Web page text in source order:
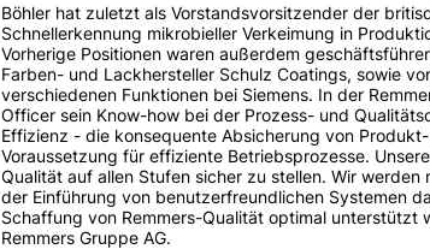
Böhler hat zuletzt als Vorstandsvorsitzender der
Schnellerkennung mikrobieller Verkeimung in
Vorherige Positionen waren außerdem
Farben- und Lackhersteller Schulz Coatings, sowie
verschiedenen Funktionen bei Siemens. In der
Officer sein Know-how bei der Prozess- und
Effizienz - die konsequente Absicherung von
Voraussetzung für effiziente Betriebsprozesse.
Qualität auf allen Stufen sicher zu stellen. Wir
der Einführung von benutzerfreundlichen Systemen
Schaffung von Remmers-Qualität optimal unterstützt
Remmers Gruppe AG.